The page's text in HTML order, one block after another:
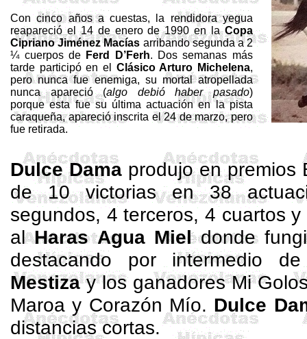
Con cinco años a cuestas, la rendidora yegua
reapareció el 14 de enero de 1990 en laCopa
Cipriano Jiménez Macías arribando segunda a 2
¼ cuerpos de Ferd D’Ferh. Dos semanas más
tarde participó en el Clásico Arturo Michelena,
pero nunca fue enemiga, su mortal atropellada
nunca apareció (algo debió haber pasado)
porque esta fue su última actuación en la pista
caraqueña, apareció inscrita el 24 de marzo, pero
fue retirada.
Dulce Dama produjo en premios
de 10 victorias en 38
segundos, 4 terceros, 4 cuartos
alHaras Agua Mieldonde
destacando por intermedio
Mestizay los ganadores Mi
Maroa y Corazón Mío. Dulce
distancias cortas.